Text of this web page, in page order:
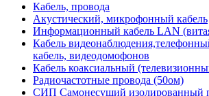
Кабель, провода
Акустический, микрофонный кабель
Информационный кабель LAN
Кабель
кабель, видеодомофонов
Кабель коаксиальный
Радиочастотные провода (50ом)
СИП Самонесущий изолированный